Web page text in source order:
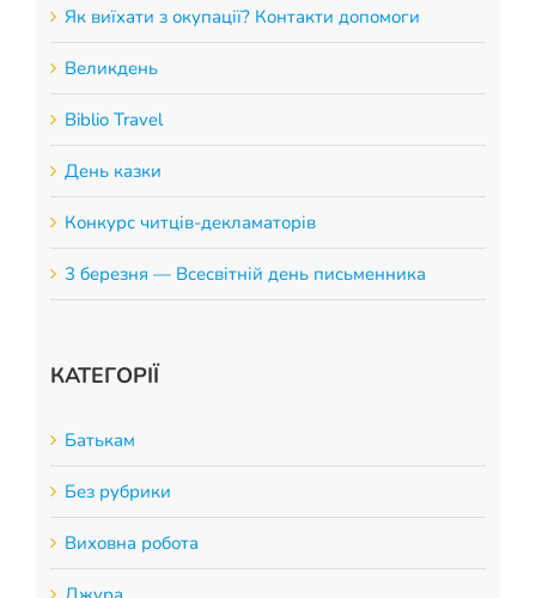
Як виїхати з окупації? Контакти допомоги
Великдень
Biblio Travel
День казки
Конкурс читців-декламаторів
3 березня — Всесвітній день письменника
КАТЕГОРІЇ
Батькам
Без рубрики
Виховна робота